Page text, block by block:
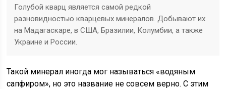
Голубой кварц является самой редкой
разновидностью кварцевых минералов. Добывают их
на Мадагаскаре, в США, Бразилии, Колумбии, а также
Украине и России.
Такой минерал иногда мог называться «водяным
сапфиром», но это название не совсем верно. С этим